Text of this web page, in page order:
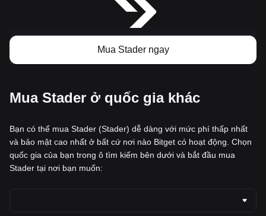
Mua Stader ngay
Mua Stader ở quốc gia khác
Bạn có thể mua Stader (Stader) dễ dàng với mức phí thấp nhất
và bảo mật cao nhất ở bất cứ nơi nào Bitget có hoạt động. Chọn
quốc gia của bạn trong ô tìm kiếm bên dưới và bắt đầu mua
Stader tại nơi bạn muốn: